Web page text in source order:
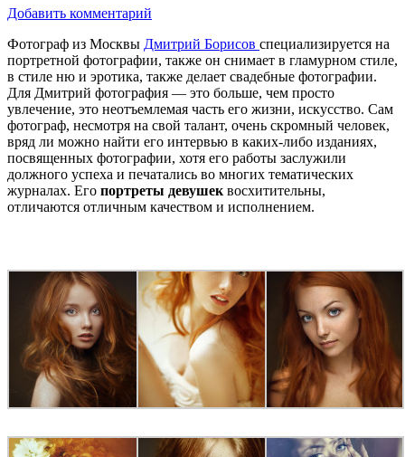
Добавить комментарий
Фотограф из Москвы Дмитрий Борисов специализируется на
портретной фотографии, также он снимает в гламурном стиле,
в стиле ню и эротика, также делает свадебные фотографии.
Для Дмитрий фотография — это больше, чем просто
увлечение, это неотъемлемая часть его жизни, искусство. Сам
фотограф, несмотря на свой талант, очень скромный человек,
вряд ли можно найти его интервью в каких-либо изданиях,
посвященных фотографии, хотя его работы заслужили
должного успеха и печатались во многих тематических
журналах. Его портреты девушек восхитительны,
отличаются отличным качеством и исполнением.